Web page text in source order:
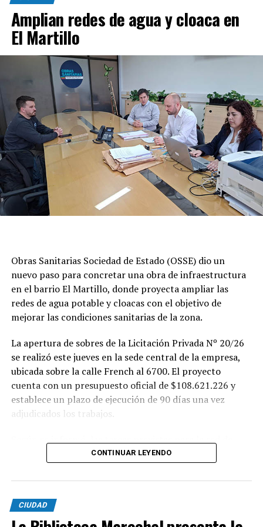
Amplian redes de agua y cloaca en
El Martillo
Obras Sanitarias Sociedad de Estado (OSSE) dio un
nuevo paso para concretar una obra de infraestructura
en el barrio El Martillo, donde proyecta ampliar las
redes de agua potable y cloacas con el objetivo de
mejorar las condiciones sanitarias de la zona.
La apertura de sobres de la Licitación Privada Nº 20/26
se realizó este jueves en la sede central de la empresa,
ubicada sobre la calle French al 6700. El proyecto
cuenta con un presupuesto oficial de $108.621.226 y
establece un plazo de ejecución de 90 días una vez
adjudicados los trabajos.
agua potable incluyen la colocación de unos 355 metros
ejecución de 29 conexiones domiciliarias. Los trabajos se
desarrollarán en distintos sectores comprendidos por
las calles Pehuajó, Sicilia, Génova y Génova Bis.
CONTINUAR LEYENDO
CIUDAD